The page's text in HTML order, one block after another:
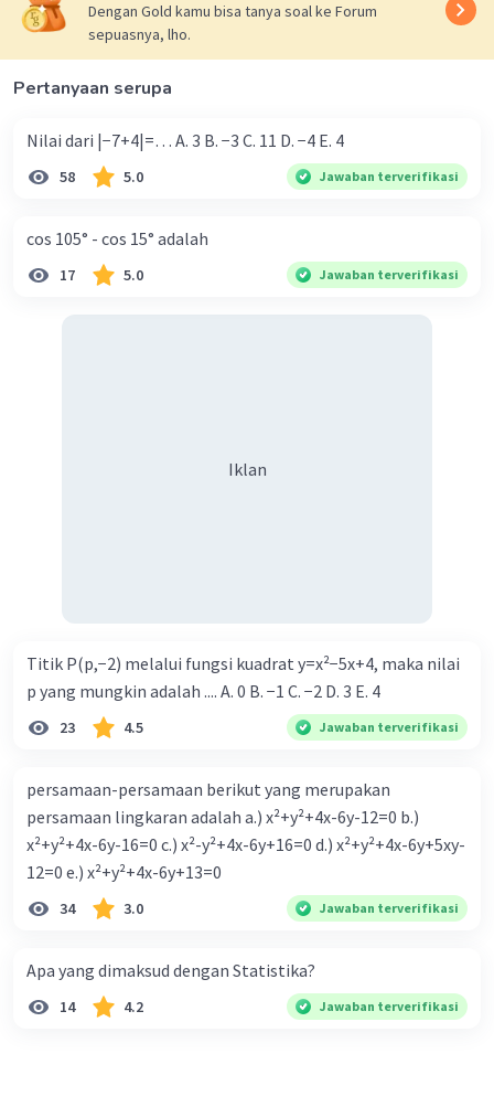
Dengan Gold kamu bisa tanya soal ke Forum
sepuasnya, lho.
Pertanyaan serupa
Nilai dari |−7+4|=… A. 3 B. −3 C. 11 D. −4 E. 4
58 5.0 Jawaban terverifikasi
cos 105° - cos 15° adalah
17 5.0 Jawaban terverifikasi
Iklan
Titik P(p,−2) melalui fungsi kuadrat y=x²−5x+4, maka nilai
p yang mungkin adalah .... A. 0 B. −1 C. −2 D. 3 E. 4
23 4.5 Jawaban terverifikasi
persamaan-persamaan berikut yang merupakan
persamaan lingkaran adalah a.) x²+y²+4x-6y-12=0 b.)
x²+y²+4x-6y-16=0 c.) x²-y²+4x-6y+16=0 d.) x²+y²+4x-6y+5xy-
12=0 e.) x²+y²+4x-6y+13=0
34 3.0 Jawaban terverifikasi
Apa yang dimaksud dengan Statistika?
14 4.2 Jawaban terverifikasi